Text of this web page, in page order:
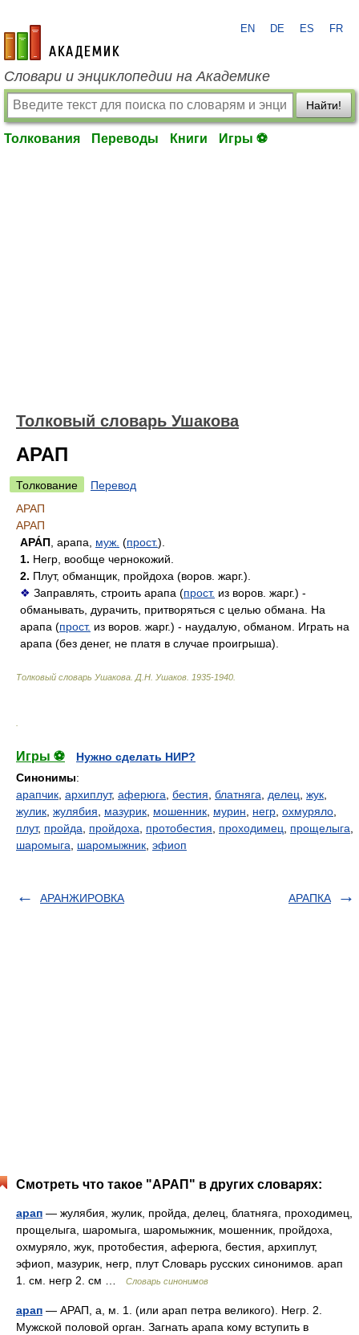
academic.ru
EN DE ES FR
Словари и энциклопедии на Академике
Найти!
Толкования Переводы Книги Игры ⚽
Толковый словарь Ушакова
АРАП
Толкование
Перевод
АРАП
АРАП
АРА́П , арапа, муж. (прост.).
1. Негр, вообще чернокожий.
2. Плут, обманщик, пройдоха (воров. жарг.).
❖ Заправлять, строить арапа (прост. из воров. жарг.) -
обманывать, дурачить, притворяться с целью обмана. На
арапа (прост. из воров. жарг.) - наудалую, обманом. Играть на
арапа (без денег, не платя в случае проигрыша).
Толковый словарь Ушакова Д.Н. Ушаков. 1935-1940
Игры ⚽
Нужно сделать НИР?
Синонимы:
арапчик архиплут, аферюга бестия блатняга делец жук
жулик жулябия мазурик мошенник мурин негр охмуряло
плут, пройда пройдоха протобестия проходимец прощелыга
шаромыга
шаромыжник эфиоп
АРАНЖИРОВКА АРАПКА
Смотреть что такое "АРАП" в других словарях:
арап — жулябия, жулик, пройда, делец, блатняга, проходимец,
прощелыга, шаромыга, шаромыжник, мошенник, пройдоха,
охмуряло, жук, протобестия, аферюга, бестия, архиплут,
эфиоп, мазурик, негр, плут Словарь русских синонимов. арап
1. см. негр 2. см …
Словарь синонимов
арап — АРАП, а, м. 1. (или арап петра великого). Негр. 2.
Мужской половой орган. Загнать арапа кому вступить в